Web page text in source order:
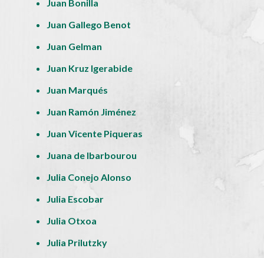
Juan Bonilla
Juan Gallego Benot
Juan Gelman
Juan Kruz Igerabide
Juan Marqués
Juan Ramón Jiménez
Juan Vicente Piqueras
Juana de Ibarbourou
Julia Conejo Alonso
Julia Escobar
Julia Otxoa
Julia Prilutzky